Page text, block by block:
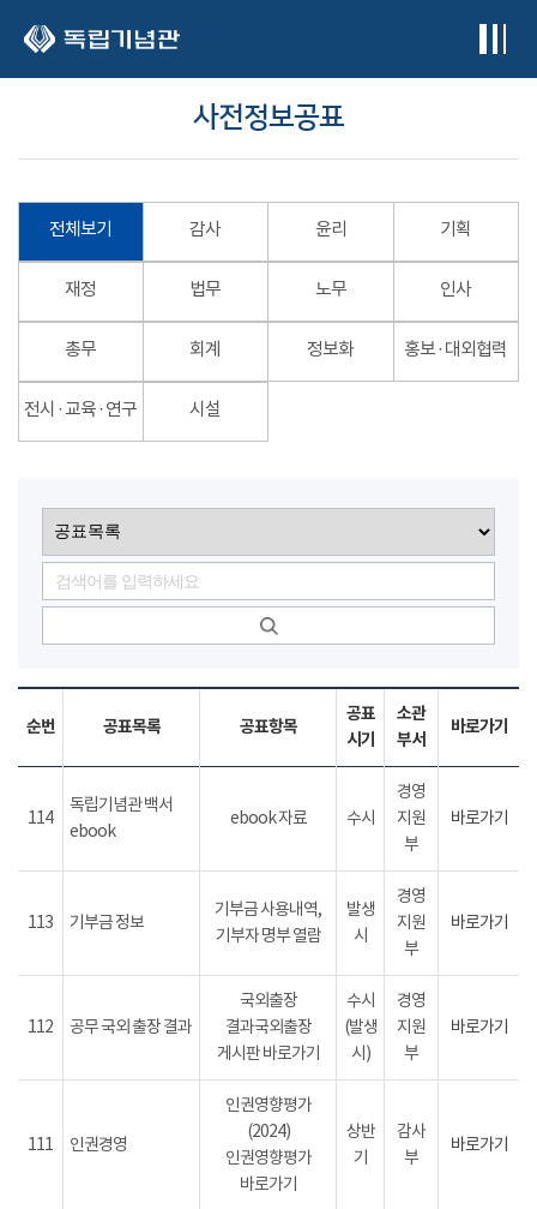
사전정보공표
전체보기 감사 윤리 기획
재정 법무 노무 인사
총무 회계 정보화 홍보 · 대외협력
전시 · 교육 · 연구 시설
순번 공표목록 공표항목
공표
시기
소관
부서
바로가기
114
독립기념관 백서
ebook
ebook 자료 수시
경영
지원
부
바로가기
113 기부금 정보
기부금 사용내역,
기부자 명부 열람
발생
시
경영
지원
부
바로가기
112 공무 국외 출장 결과
국외출장
결과국외출장
게시판 바로가기
수시
(발생
시)
경영
지원
부
바로가기
111 인권경영
인권영향평가
(2024)
인권영향평가
바로가기
상반
기
감사
부
바로가기